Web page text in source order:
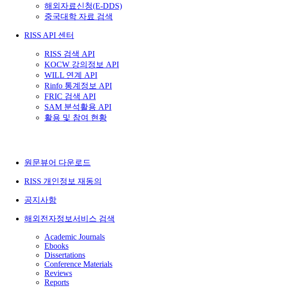
해외자료신청(E-DDS)
중국대학 자료 검색
RISS API 센터
RISS 검색 API
KOCW 강의정보 API
WILL 연계 API
Rinfo 통계정보 API
FRIC 검색 API
SAM 분석활용 API
활용 및 참여 현황
원문뷰어 다운로드
RISS 개인정보 재동의
공지사항
해외전자정보서비스 검색
Academic Journals
Ebooks
Dissertations
Conference Materials
Reviews
Reports